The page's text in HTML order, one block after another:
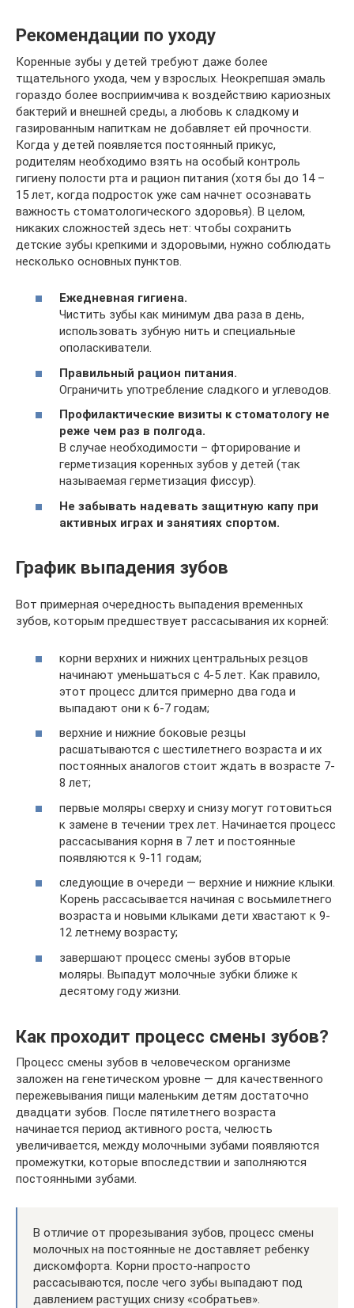
Рекомендации по уходу
Коренные зубы у детей требуют даже более
тщательного ухода, чем у взрослых. Неокрепшая эмаль
гораздо более восприимчива к воздействию кариозных
бактерий и внешней среды, а любовь к сладкому и
газированным напиткам не добавляет ей прочности.
Когда у детей появляется постоянный прикус,
родителям необходимо взять на особый контроль
гигиену полости рта и рацион питания (хотя бы до 14 –
15 лет, когда подросток уже сам начнет осознавать
важность стоматологического здоровья). В целом,
никаких сложностей здесь нет: чтобы сохранить
детские зубы крепкими и здоровыми, нужно соблюдать
несколько основных пунктов.
Ежедневная гигиена.
Чистить зубы как минимум два раза в день,
использовать зубную нить и специальные
ополаскиватели.
Правильный рацион питания.
Ограничить употребление сладкого и углеводов.
Профилактические визиты к стоматологу не
реже чем раз в полгода.
В случае необходимости – фторирование и
герметизация коренных зубов у детей (так
называемая герметизация фиссур).
Не забывать надевать защитную капу при
активных играх и занятиях спортом.
График выпадения зубов
Вот примерная очередность выпадения временных
зубов, которым предшествует рассасывания их корней:
корни верхних и нижних центральных резцов
начинают уменьшаться с 4-5 лет. Как правило,
этот процесс длится примерно два года и
выпадают они к 6-7 годам;
верхние и нижние боковые резцы
расшатываются с шестилетнего возраста и их
постоянных аналогов стоит ждать в возрасте 7-
8 лет;
первые моляры сверху и снизу могут готовиться
к замене в течении трех лет. Начинается процесс
рассасывания корня в 7 лет и постоянные
появляются к 9-11 годам;
следующие в очереди — верхние и нижние клыки.
Корень рассасывается начиная с восьмилетнего
возраста и новыми клыками дети хвастают к 9-
12 летнему возрасту;
завершают процесс смены зубов вторые
моляры. Выпадут молочные зубки ближе к
десятому году жизни.
Как проходит процесс смены зубов?
Процесс смены зубов в человеческом организме
заложен на генетическом уровне — для качественного
пережевывания пищи маленьким детям достаточно
двадцати зубов. После пятилетнего возраста
начинается период активного роста, челюсть
увеличивается, между молочными зубами появляются
промежутки, которые впоследствии и заполняются
постоянными зубами.
В отличие от прорезывания зубов, процесс смены
молочных на постоянные не доставляет ребенку
дискомфорта. Корни просто-напросто
рассасываются, после чего зубы выпадают под
давлением растущих снизу «собратьев».